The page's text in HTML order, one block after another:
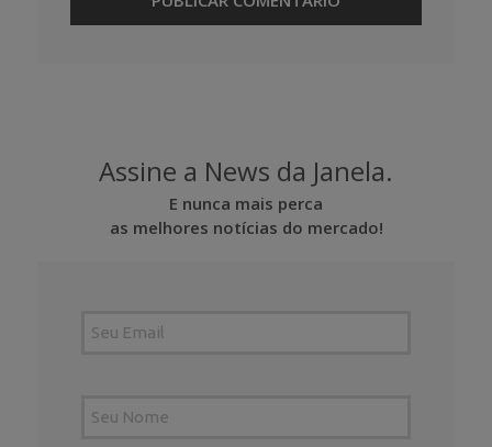
Assine a News da Janela.
E nunca mais perca
as melhores notícias do mercado!